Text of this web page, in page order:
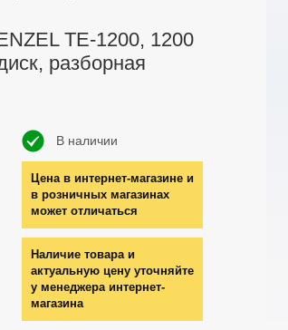
TE-1200, 1200
разборная
В наличии
Цена в интернет-магазине и
в розничных магазинах
может отличаться
Наличие товара и
актуальную цену уточняйте
у менеджера интернет-
магазина